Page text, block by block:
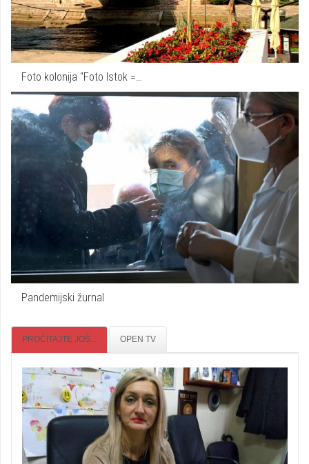
Foto kolonija "Foto Istok =…
Pandemijski žurnal
PROČITAJTE JOŠ... OPEN TV